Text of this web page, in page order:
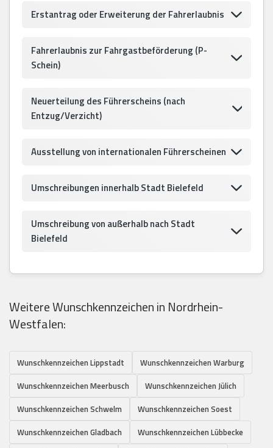
Erstantrag oder Erweiterung der Fahrerlaubnis
Fahrerlaubnis zur Fahrgastbeförderung (P-
Schein)
Neuerteilung des Führerscheins (nach
Entzug/Verzicht)
Ausstellung von internationalen Führerscheinen
Umschreibungen innerhalb Stadt Bielefeld
Umschreibung von außerhalb nach Stadt
Bielefeld
Weitere Wunschkennzeichen in Nordrhein-
Westfalen:
Wunschkennzeichen Lippstadt
Wunschkennzeichen Warburg
Wunschkennzeichen Meerbusch
Wunschkennzeichen Jülich
Wunschkennzeichen Schwelm
Wunschkennzeichen Soest
Wunschkennzeichen Gladbach
Wunschkennzeichen Lübbecke